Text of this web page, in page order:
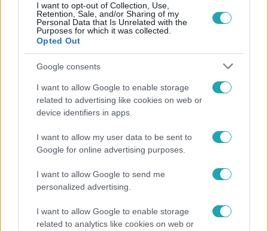
I want to opt-out of Collection, Use,
Retention, Sale, and/or Sharing of my
Personal Data that Is Unrelated with the
Purposes for which it was collected.
Opted Out
Google consents
I want to allow Google to enable storage
related to advertising like cookies on web or
device identifiers in apps.
I want to allow my user data to be sent to
Google for online advertising purposes.
I want to allow Google to send me
personalized advertising.
I want to allow Google to enable storage
related to analytics like cookies on web or
kitagadta Nagy Zsoltot